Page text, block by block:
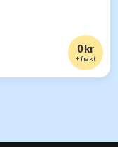
0 kr
+ frakt